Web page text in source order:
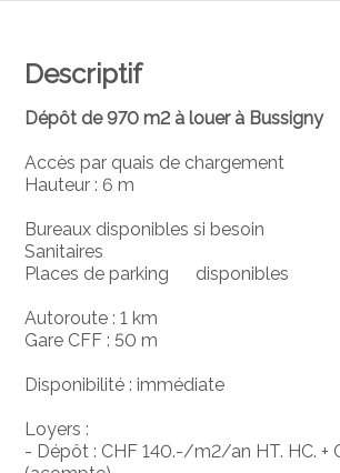
Descriptif
Dépôt de 970 m2 à louer à Bussigny
Accès par quais de chargement
Hauteur : 6 m
Bureaux disponibles si besoin
Sanitaires
Places de parking disponibles
Autoroute : 1 km
Gare CFF : 50 m
Disponibilité : immédiate
Loyers :
- Dépôt : CHF 140.-/m2/an HT. HC. +